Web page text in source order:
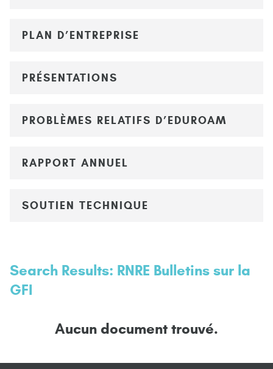
PLAN D’ENTREPRISE
PRÉSENTATIONS
PROBLÈMES RELATIFS D’EDUROAM
RAPPORT ANNUEL
SOUTIEN TECHNIQUE
Search Results: RNRE Bulletins sur la
GFI
Aucun document trouvé.